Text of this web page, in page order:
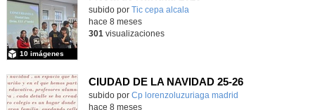
subido por Tic cepa alcala
10 imágenes
hace 8 meses
301 visualizaciones
CIUDAD DE LA NAVIDAD 25-26
subido por Cp lorenzoluzuriaga madrid
hace 8 meses